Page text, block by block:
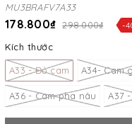
MU3BRAFV7A33
178.800₫ 298.000₫ -
Kích thước
A33 - Đỏ cam A34- Cam
A36 - Cam pha nâu A37